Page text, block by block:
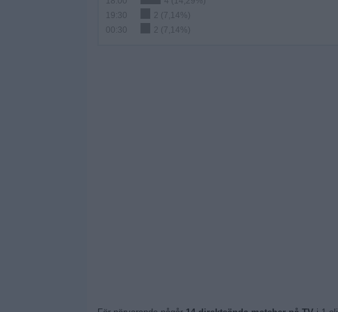
19:30
2 (7,14%)
00:30
2 (7,14%)